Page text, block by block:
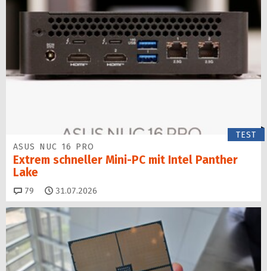
TEST
ASUS NUC 16 PRO
Extrem schneller Mini-PC mit Intel Panther
Lake
79 Kommentare
31.07.2026